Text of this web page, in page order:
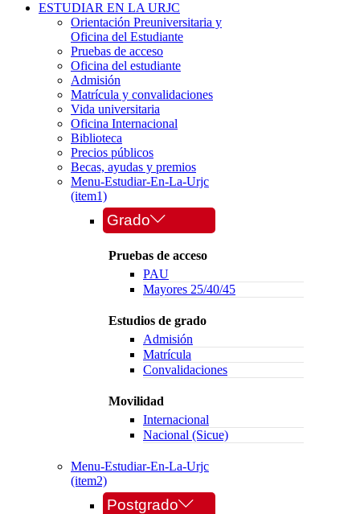
ESTUDIAR EN LA URJC
Orientación Preuniversitaria y
Oficina del Estudiante
Pruebas de acceso
Oficina del estudiante
Admisión
Matrícula y convalidaciones
Vida universitaria
Oficina Internacional
Biblioteca
Precios públicos
Becas, ayudas y premios
Menu-Estudiar-En-La-Urjc
(item1)
Grado
Pruebas de acceso
PAU
Mayores 25/40/45
Estudios de grado
Admisión
Matrícula
Convalidaciones
Movilidad
Internacional
Nacional (Sicue)
Menu-Estudiar-En-La-Urjc
(item2)
Postgrado